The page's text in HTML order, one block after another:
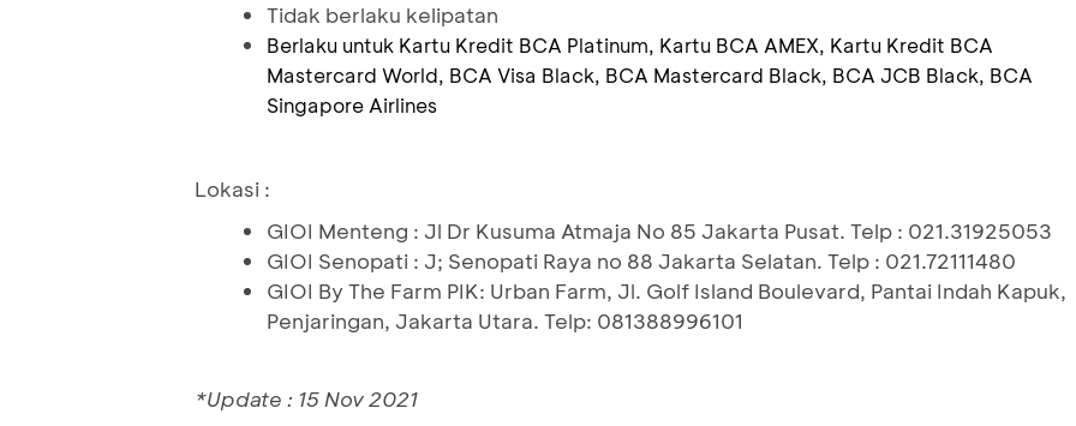
Tidak berlaku kelipatan
Berlaku untuk Kartu Kredit BCA Platinum, Kartu BCA AMEX, Kartu Kredit BCA
Mastercard World, BCA Visa Black, BCA Mastercard Black, BCA JCB Black, BCA
Singapore Airlines
Lokasi :
GIOI Menteng : Jl Dr Kusuma Atmaja No 85 Jakarta Pusat. Telp : 021.31925053
GIOI Senopati : J; Senopati Raya no 88 Jakarta Selatan. Telp : 021.72111480
GIOI By The Farm PIK: Urban Farm, Jl. Golf Island Boulevard, Pantai Indah Kapuk,
Penjaringan, Jakarta Utara. Telp: 081388996101
*Update : 15 Nov 2021